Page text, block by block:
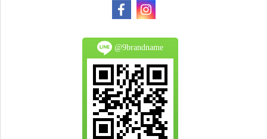
@9brandname